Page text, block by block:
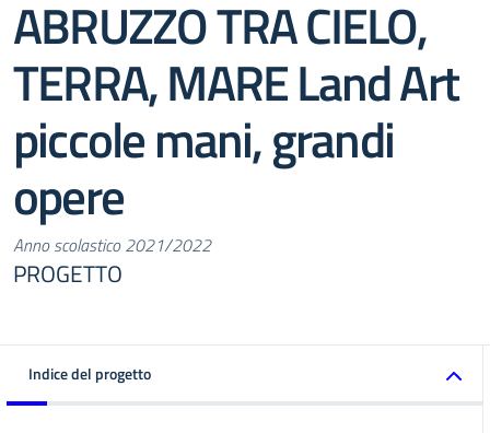
ABRUZZO TRA CIELO,
TERRA, MARE Land Art
piccole mani, grandi
opere
Anno scolastico 2021/2022
PROGETTO
Indice del progetto